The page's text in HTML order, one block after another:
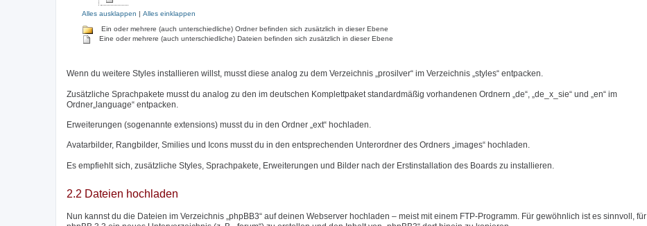
Alles ausklappen
Alles einklappen
Ein oder mehrere (auch unterschiedliche) Ordner befinden sich zusätzlich in dieser Ebene
Eine oder mehrere (auch unterschiedliche) Dateien befinden sich zusätzlich in dieser Ebene
Wenn du weitere Styles installieren willst, musst diese analog zu dem Verzeichnis „prosilver“ im Verzeichnis „styles“ entpacken.
Zusätzliche Sprachpakete musst du analog zu den im deutschen Komplettpaket standardmäßig vorhandenen Ordnern „de“, „de_x_sie“ und „en“ im
Ordner„language“ entpacken.
Erweiterungen (sogenannte extensions) musst du in den Ordner „ext“ hochladen.
Avatarbilder, Rangbilder, Smilies und Icons musst du in den entsprechenden Unterordner des Ordners „images“ hochladen.
Es empfiehlt sich, zusätzliche Styles, Sprachpakete, Erweiterungen und Bilder nach der Erstinstallation des Boards zu installieren.
2.2 Dateien hochladen
Nun kannst du die Dateien im Verzeichnis „phpBB3“ auf deinen Webserver hochladen – meist mit einem FTP-Programm. Für gewöhnlich ist es sinnvoll, für